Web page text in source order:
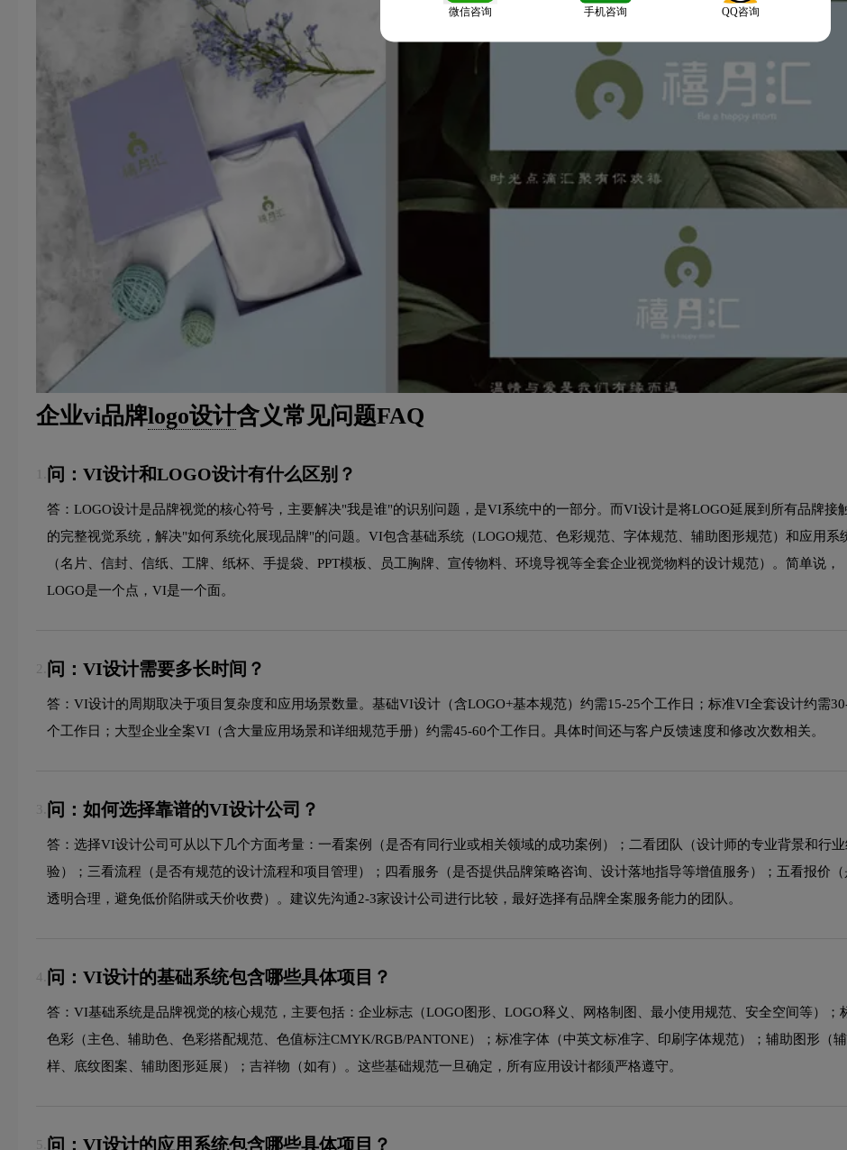
企业vi品牌logo设计含义常见问题FAQ
问：VI设计和LOGO设计有什么区别？
答：LOGO设计是品牌视觉的核心符号，主要解决"我是谁"的识别问题，是VI系统中的一部分。而VI设计是将LOGO延展到所有品牌接
的完整视觉系统，解决"如何系统化展现品牌"的问题。VI包含基础系统（LOGO规范、色彩规范、字体规范、辅助图形规范）和应用系
（名片、信封、信纸、工牌、纸杯、手提袋、PPT模板、员工胸牌、宣传物料、环境导视等全套企业视觉物料的设计规范）。简单说，
LOGO是一个点，VI是一个面。
2. 问：VI设计需要多长时间？
答：VI设计的周期取决于项目复杂度和应用场景数量。基础VI设计（含LOGO+基本规范）约需15-25个工作日；标准VI全套设计约需
个工作日；大型企业全案VI（含大量应用场景和详细规范手册）约需45-60个工作日。具体时间还与客户反馈速度和修改次数相关。
3. 问：如何选择靠谱的VI设计公司？
答：选择VI设计公司可从以下几个方面考量：一看案例（是否有同行业或相关领域的成功案例）；二看团队（设计师的专业背景和行
验）；三看流程（是否有规范的设计流程和项目管理）；四看服务（是否提供品牌策略咨询、设计落地指导等增值服务）；五看报价（
透明合理，避免低价陷阱或天价收费）。建议先沟通2-3家设计公司进行比较，最好选择有品牌全案服务能力的团队。
4. 问：VI设计的基础系统包含哪些具体项目？
答：VI基础系统是品牌视觉的核心规范，主要包括：企业标志（LOGO图形、LOGO释义、网格制图、最小使用规范、安全空间等）；
色彩（主色、辅助色、色彩搭配规范、色值标注CMYK/RGB/PANTONE）；标准字体（中英文标准字、印刷字体规范）；辅助图形（
样、底纹图案、辅助图形延展）；吉祥物（如有）。这些基础规范一旦确定，所有应用设计都须严格遵守。
5. 问：VI设计的应用系统包含哪些具体项目？
微信咨询 手机咨询 QQ咨询